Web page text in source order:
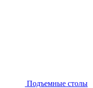
Подъемные столы